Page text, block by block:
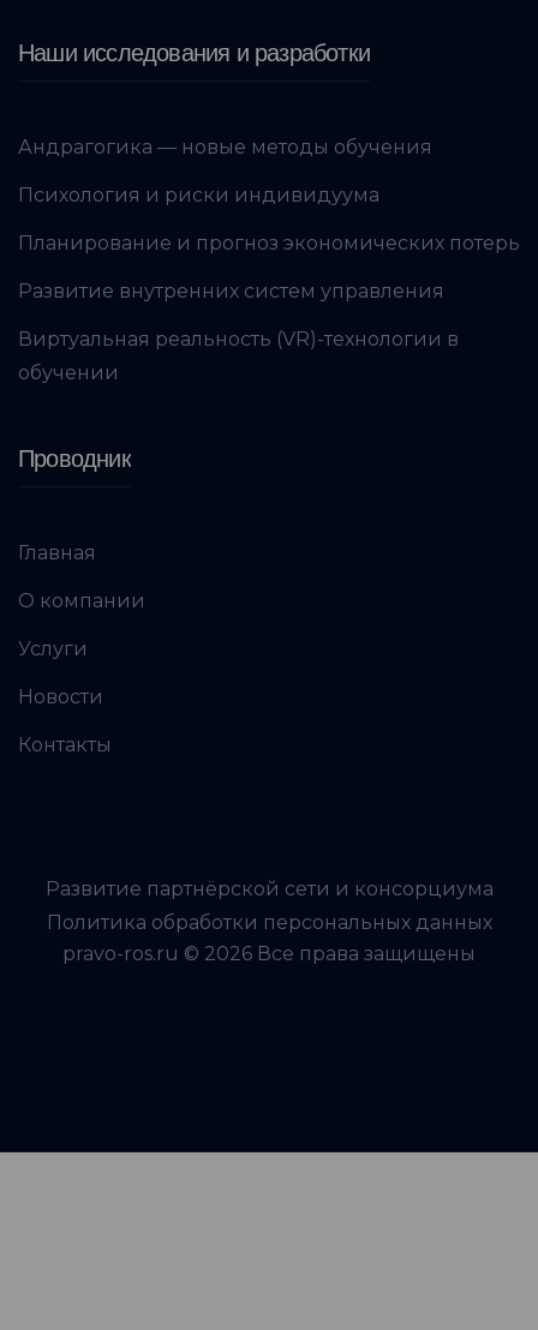
Наши исследования и разработки
Андрагогика — новые методы обучения
Психология и риски индивидуума
Планирование и прогноз экономических потерь
Развитие внутренних систем управления
Виртуальная реальность (VR)-технологии в
обучении
Проводник
Главная
О компании
Услуги
Новости
Контакты
Развитие партнёрской сети и консорциума
Политика обработки персональных данных
pravo-ros.ru © 2026 Все права защищены